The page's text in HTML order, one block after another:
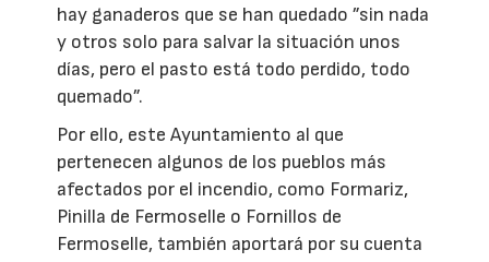
hay ganaderos que se han quedado ”sin nada
y otros solo para salvar la situación unos
días, pero el pasto está todo perdido, todo
quemado”.
Por ello, este Ayuntamiento al que
pertenecen algunos de los pueblos más
afectados por el incendio, como Formariz,
Pinilla de Fermoselle o Fornillos de
Fermoselle, también aportará por su cuenta